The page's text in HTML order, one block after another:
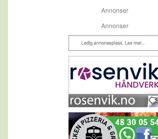
Annonser
Annonser